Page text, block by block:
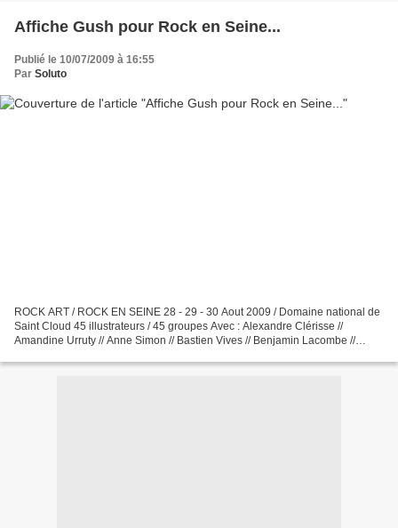
Affiche Gush pour Rock en Seine...
Publié le 10/07/2009 à 16:55
Par Soluto
ROCK ART / ROCK EN SEINE 28 - 29 - 30 Aout 2009 / Domaine national de
Saint Cloud 45 illustrateurs / 45 groupes Avec : Alexandre Clérisse //
Amandine Urruty // Anne Simon // Bastien Vives // Benjamin Lacombe //